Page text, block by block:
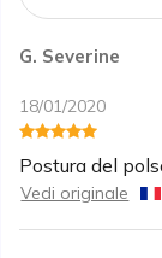
G. Severine
18/01/2020
Postura del
Vedi originale